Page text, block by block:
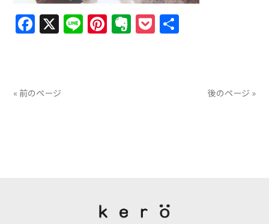
Facebook
X LinePinterest
Evernote
Pocket
« 前のページ 後のページ »